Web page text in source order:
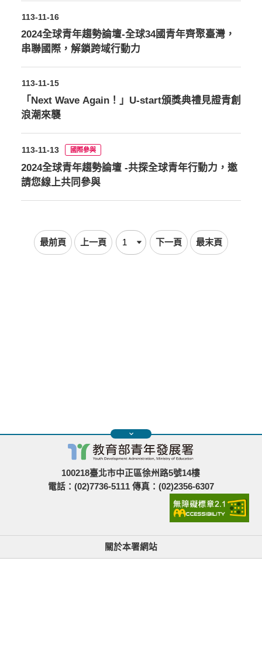
113-11-16
2024全球青年趨勢論壇-全球34國青年齊聚臺灣，
串聯國際，解鎖跨域行動力
113-11-15
「Next Wave Again！」U-start頒獎典禮見證青創
浪潮來襲
113-11-13 國際參與
2024全球青年趨勢論壇 -共探全球青年行動力，邀
請您線上共同參與
最前頁 上一頁 下一頁 最末頁
100218臺北市中正區徐州路5號14樓
電話：(02)7736-5111 傳真：(02)2356-6307
關於本署網站